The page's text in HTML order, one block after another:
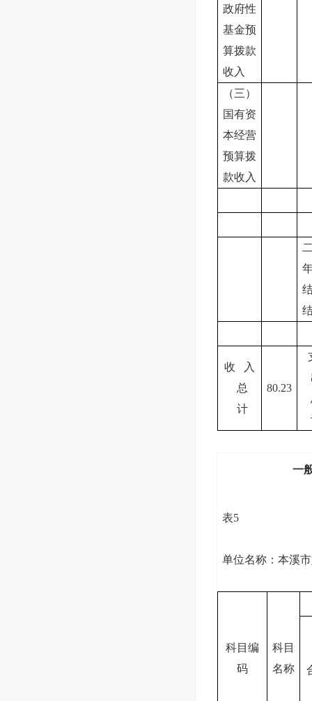
政府性
基金预
算拨款
收入
（三）
国有资
本经营
预算拨
款收入
收 入
总
计
80.23
一
表5
单位名称：本溪
科目编
码
科目
名称